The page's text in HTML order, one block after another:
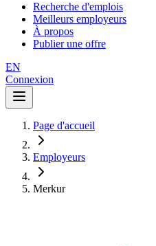
Recherche d'emplois
Meilleurs employeurs
À propos
Publier une offre
EN
Connexion
Page d'accueil
Employeurs
Merkur